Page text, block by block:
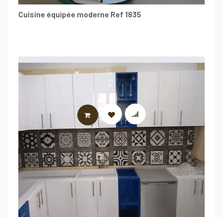
Cuisine équipée moderne Ref 1835
LIRE LA SUITE